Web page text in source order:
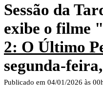
Sessão da
exibe o filme "
2: O Último
segunda-
Publicado em 04/01/2026 às